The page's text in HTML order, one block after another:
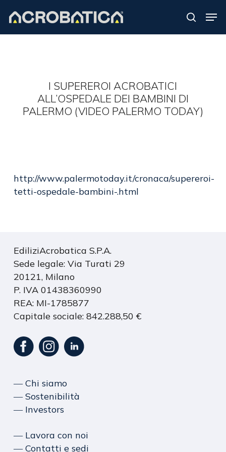
main
I SUPEREROI ACROBATICI
ALL’OSPEDALE DEI BAMBINI DI
PALERMO (VIDEO PALERMO TODAY)
http://www.palermotoday.it/cronaca/supereroi-
tetti-ospedale-bambini-.html
EdiliziAcrobatica S.P.A.
Sede legale: Via Turati 29
20121, Milano
P. IVA 01438360990
REA: MI-1785877
Capitale sociale: 842.288,50 €
― Chi siamo
― Sostenibilità
― Investors
― Lavora con noi
― Contatti e sedi